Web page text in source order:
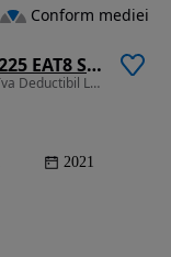
Citroën C5 Aircross 1.6 PHEV FWD 225 EAT8 Shine
1598 cm3 • 225 CP • C5 AirCross Plug in Hibrid Tva Deductibil Leasing Credit Auto
2021
Conform mediei